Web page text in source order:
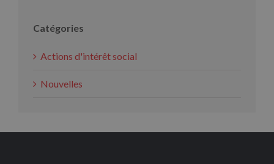
Catégories
Actions d'intérêt social
Nouvelles